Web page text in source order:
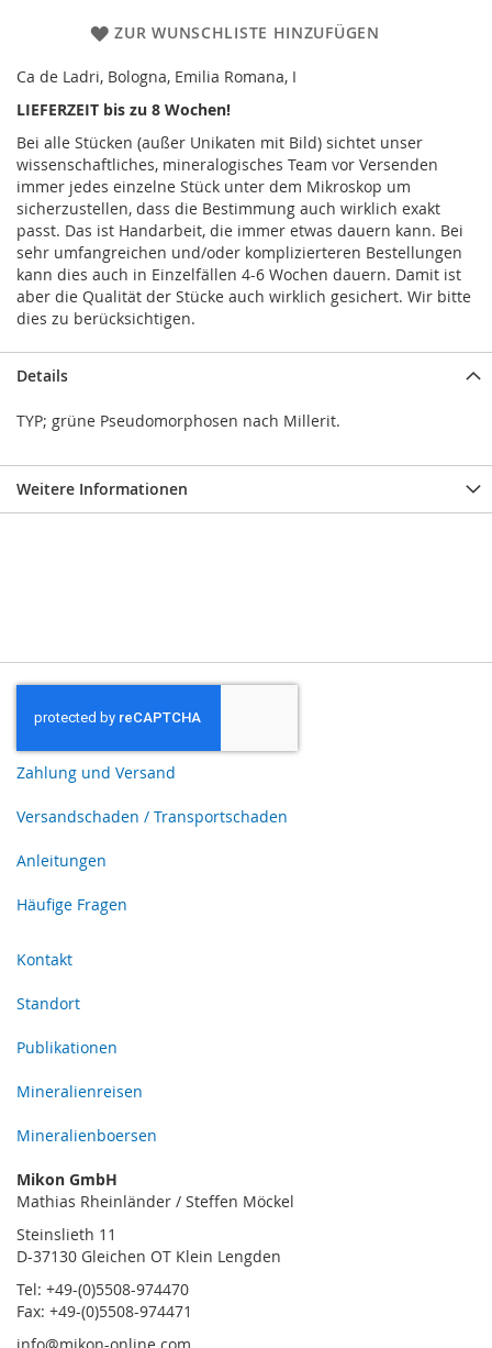
ZUR WUNSCHLISTE HINZUFÜGEN
Ca de Ladri, Bologna, Emilia Romana, I
LIEFERZEIT bis zu 8 Wochen!
Bei alle Stücken (außer Unikaten mit Bild) sichtet unser
wissenschaftliches, mineralogisches Team vor Versenden
immer jedes einzelne Stück unter dem Mikroskop um
sicherzustellen, dass die Bestimmung auch wirklich exakt
passt. Das ist Handarbeit, die immer etwas dauern kann. Bei
sehr umfangreichen und/oder komplizierteren Bestellungen
kann dies auch in Einzelfällen 4-6 Wochen dauern. Damit ist
aber die Qualität der Stücke auch wirklich gesichert. Wir bitte
dies zu berücksichtigen.
Details
TYP; grüne Pseudomorphosen nach Millerit.
Weitere Informationen
Zahlung und Versand
Versandschaden / Transportschaden
Anleitungen
Häufige Fragen
Kontakt
Standort
Publikationen
Mineralienreisen
Mineralienboersen
Mikon GmbH
Mathias Rheinländer / Steffen Möckel
Steinslieth 11
D-37130 Gleichen OT Klein Lengden
Tel: +49-(0)5508-974470
Fax: +49-(0)5508-974471